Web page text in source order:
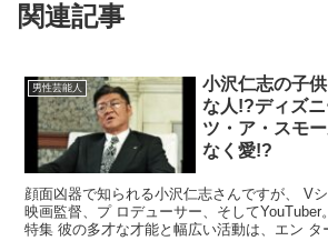
関連記事
男性芸能人
小沢仁志の子
な人!?ディズ
ツ・ア・スモ
なく愛!?
顔面凶器で知られる小沢仁志さんですが、 V
映画監督、プ ロデューサー、そしてYouTuber。 出典元：芸能人
特集 彼の多才な才能と幅広い活動は、エン タ